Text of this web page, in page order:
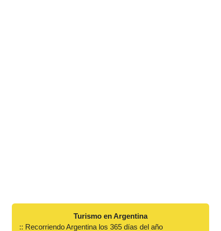
Turismo en Argentina
:: Recorriendo Argentina los 365 días del año